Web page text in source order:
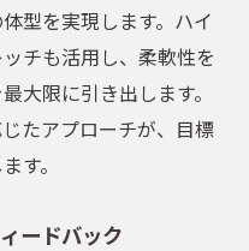
型を実現します。ハイ
チも活用し、柔軟性を
大限に引き出します。
たアプローチが、目標
す。
ードバック